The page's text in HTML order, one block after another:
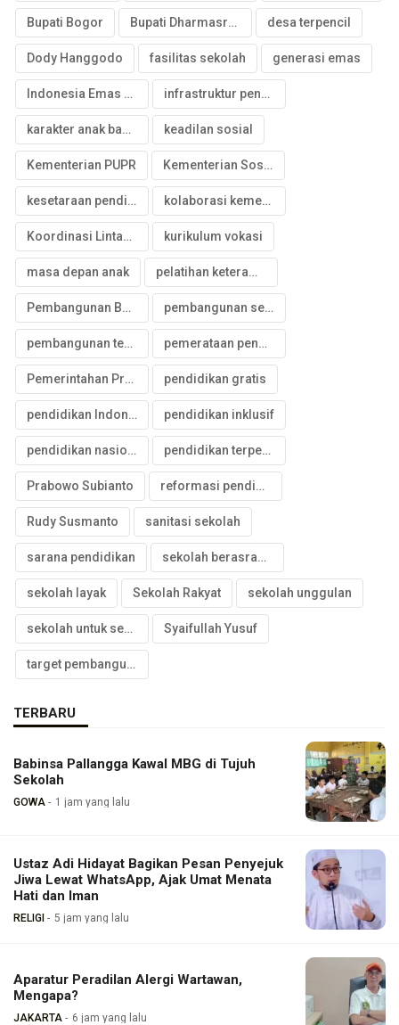
Bupati Bogor Bupati Dharmasraya desa terpencil
Dody Hanggodo fasilitas sekolah generasi emas
Indonesia Emas 2045 infrastruktur pendidikan
karakter anak bangsa keadilan sosial
Kementerian PUPR Kementerian Sosial
kesetaraan pendidikan kolaborasi kementerian
Koordinasi Lintas Sektor kurikulum vokasi
masa depan anak pelatihan keterampilan
Pembangunan Berkelanjutan pembangunan sekolah
pembangunan terpadu pemerataan pendidikan
Pemerintahan Prabowo pendidikan gratis
pendidikan Indonesia pendidikan inklusif
pendidikan nasional pendidikan terpencil
Prabowo Subianto reformasi pendidikan
Rudy Susmanto sanitasi sekolah
sarana pendidikan sekolah berasrama
sekolah layak Sekolah Rakyat sekolah unggulan
sekolah untuk semua Syaifullah Yusuf
target pembangunan
TERBARU
Babinsa Pallangga Kawal MBG di Tujuh
Sekolah
GOWA 1 jam yang lalu
Ustaz Adi Hidayat Bagikan Pesan Penyejuk
Jiwa Lewat WhatsApp, Ajak Umat Menata
Hati dan Iman
RELIGI 5 jam yang lalu
Aparatur Peradilan Alergi Wartawan,
Mengapa?
JAKARTA 6 jam yang lalu